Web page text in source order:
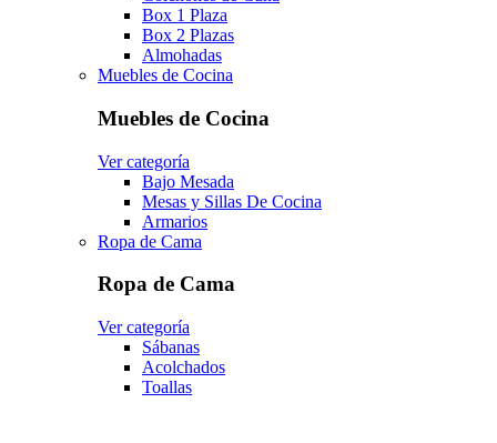
Box 1 Plaza
Box 2 Plazas
Almohadas
Muebles de Cocina
Muebles de Cocina
Ver categoría
Bajo Mesada
Mesas y Sillas De Cocina
Armarios
Ropa de Cama
Ropa de Cama
Ver categoría
Sábanas
Acolchados
Toallas